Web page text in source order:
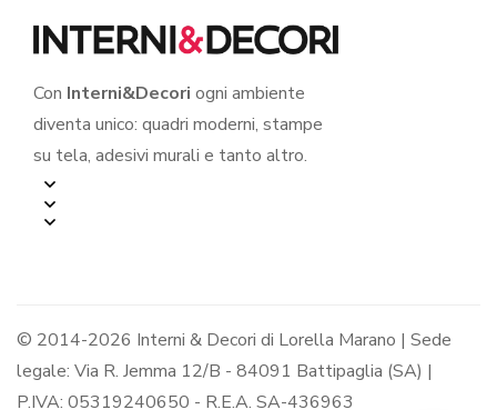
Con Interni&Decori ogni ambiente
diventa unico: quadri moderni, stampe
su tela, adesivi murali e tanto altro.
© 2014-2026 Interni & Decori di Lorella Marano | Sede
legale: Via R. Jemma 12/B - 84091 Battipaglia (SA) |
P.IVA: 05319240650 - R.E.A. SA-436963